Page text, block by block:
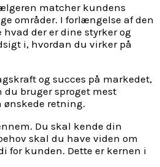
matcher kundens
områder. I forlængelse af den
der er dine styrker og
i, hvordan du virker på
og succes på markedet,
bruger sproget mest
retning.
Du skal kende din
skal du have viden om
for kunden. Dette er kernen i